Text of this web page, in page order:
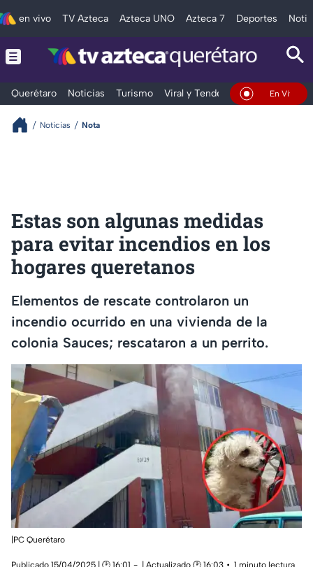
en vivo TV Azteca Azteca UNO Azteca 7 Deportes
Querétaro Noticias Turismo Viral y Tendencia Clima
En Vivo
Noticias Nota
Estas son algunas medidas
para evitar incendios en los
hogares queretanos
Elementos de rescate controlaron un
incendio ocurrido en una vivienda de la
colonia Sauces; rescataron a un perrito.
|PC Querétaro
Publicado 15/04/2025 | 🕑 16:01 | Actualizado 🕑 16:03
1 minuto lectura